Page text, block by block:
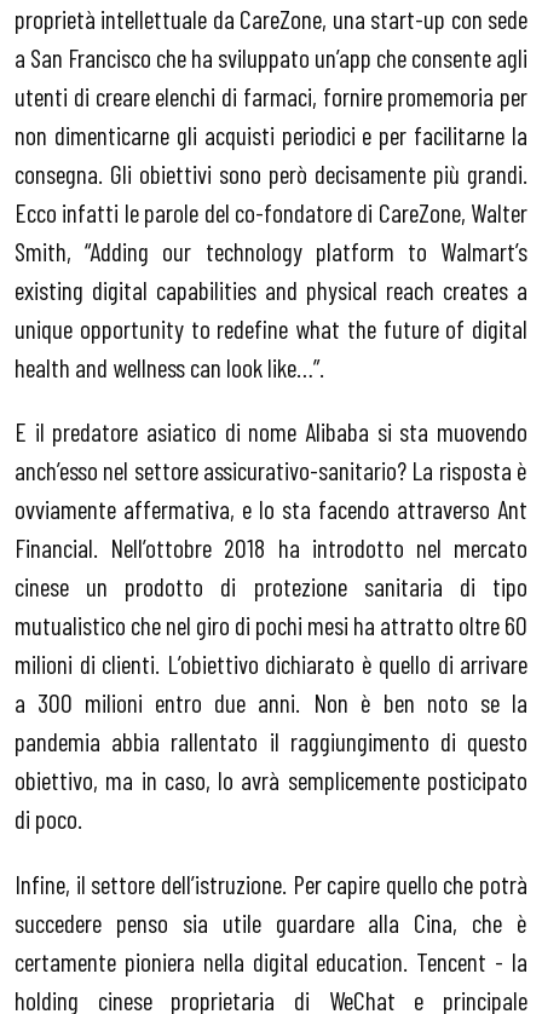
proprietà intellettuale da CareZone, una start-up con sede
a San Francisco che ha sviluppato un’app che consente agli
utenti di creare elenchi di farmaci, fornire promemoria per
non dimenticarne gli acquisti periodici e per facilitarne la
consegna. Gli obiettivi sono però decisamente più grandi.
Ecco infatti le parole del co-fondatore di CareZone, Walter
Smith, “Adding our technology platform to Walmart’s
existing digital capabilities and physical reach creates a
unique opportunity to redefine what the future of digital
health and wellness can look like…”.
E il predatore asiatico di nome Alibaba si sta muovendo
anch’esso nel settore assicurativo-sanitario? La risposta è
ovviamente affermativa, e lo sta facendo attraverso Ant
Financial. Nell’ottobre 2018 ha introdotto nel mercato
cinese un prodotto di protezione sanitaria di tipo
mutualistico che nel giro di pochi mesi ha attratto oltre 60
milioni di clienti. L’obiettivo dichiarato è quello di arrivare
a 300 milioni entro due anni. Non è ben noto se la
pandemia abbia rallentato il raggiungimento di questo
obiettivo, ma in caso, lo avrà semplicemente posticipato
di poco.
Infine, il settore dell’istruzione. Per capire quello che potrà
succedere penso sia utile guardare alla Cina, che è
certamente pioniera nella digital education. Tencent - la
holding cinese proprietaria di WeChat e principale